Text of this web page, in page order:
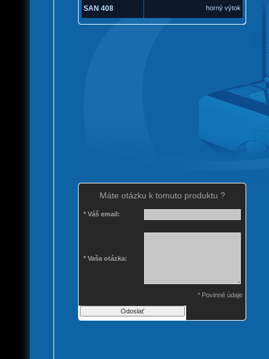
SAN 408 horný výtok
Máte otázku k tomuto produktu ?
* Váš email:
* Vaša otázka:
* Povinné údaje